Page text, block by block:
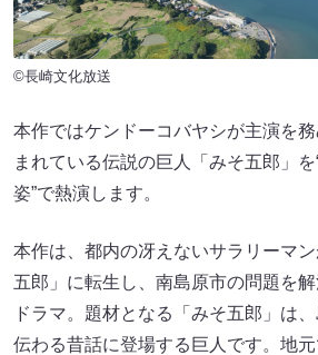
©長崎文化放送
本作ではケンドーコバヤシが主演を
まれている伝説の巨人「みそ五郎」
姿”で熱演します。
本作は、都内の冴えないサラリーマ
五郎」に転生し、南島原市の問題を
ドラマ。題材となる「みそ五郎」は
伝わる昔話に登場する巨人です。地